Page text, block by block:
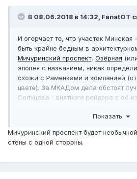
В 08.06.2018 в 14:32, FanatOT
И огорчаетто, что участок Минская
быть крайне бедным в
Мичуринский проспект, Озёрная
эпопея с названием, никак
схожи с Раменками и компанией
цвете). За МКАДом дела обстоят
Солнцева - внятного рендера с её
Показать
Мичуринский проспект будет
стены с одной стороны.